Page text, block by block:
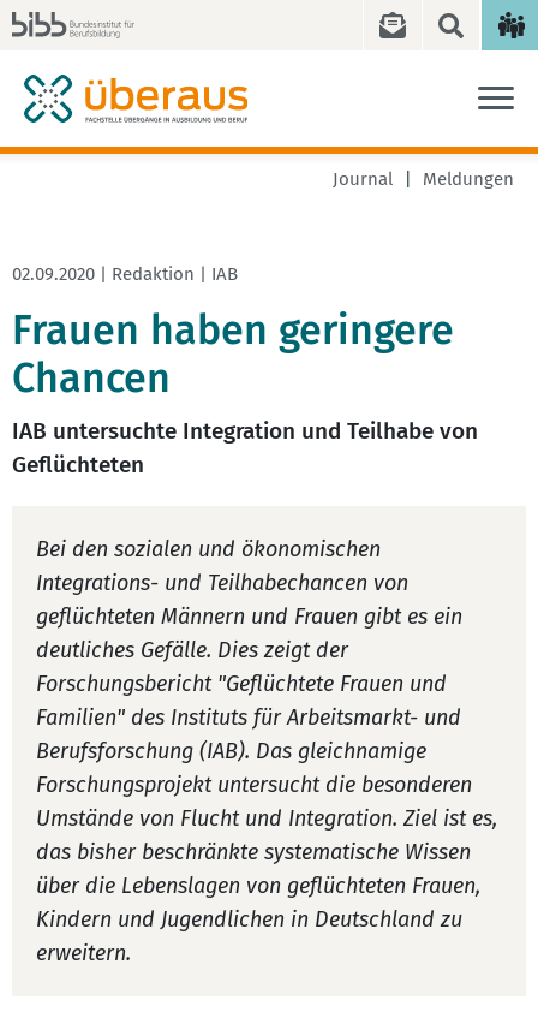
Journal Meldungen
02.09.2020 | Redaktion | IAB
Frauen haben geringere
Chancen
IAB untersuchte Integration und Teilhabe von
Geflüchteten
Bei den sozialen und ökonomischen
Integrations- und Teilhabechancen von
geflüchteten Männern und Frauen gibt es ein
deutliches Gefälle. Dies zeigt der
Forschungsbericht "Geflüchtete Frauen und
Familien" des Instituts für Arbeitsmarkt- und
Berufsforschung (IAB). Das gleichnamige
Forschungsprojekt untersucht die besonderen
Umstände von Flucht und Integration. Ziel ist es,
das bisher beschränkte systematische Wissen
über die Lebenslagen von geflüchteten Frauen,
Kindern und Jugendlichen in Deutschland zu
erweitern.